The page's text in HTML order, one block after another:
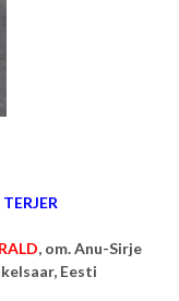
, om.Anu-Sirje
Eesti